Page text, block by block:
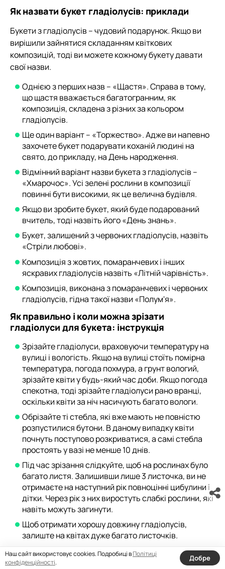
Як назвати букет гладіолусів: приклади
Букети з гладіолусів – чудовий подарунок. Якщо ви
вирішили зайнятися складанням квіткових
композицій, тоді ви можете кожному букету давати
свої назви.
Однією з перших назв – «Щастя». Справа в тому,
що щастя вважається багатогранним, як
композиція, складена з різних за кольором
гладіолусів.
Ще один варіант – «Торжество». Адже ви напевно
захочете букет подарувати коханій людині на
свято, до прикладу, на День народження.
Відмінний варіант назви букета з гладіолусів –
«Хмарочос». Усі зелені рослини в композиції
повинні бути високими, як це велична будівля.
Якщо ви зробите букет, який буде подарований
вчитель, тоді назвіть його «День знань».
Букет, залишений з червоних гладіолусів, назвіть
«Стріли любові».
Композиція з жовтих, помаранчевих і інших
яскравих гладіолусів назвіть «Літній чарівність».
Композиція, виконана з помаранчевих і червоних
гладіолусів, гідна такої назви «Полум'я».
Як правильно і коли можна зрізати
гладіолуси для букета: інструкція
Зрізайте гладіолуси, враховуючи температуру на
вулиці і вологість. Якщо на вулиці стоїть помірна
температура, погода похмура, а грунт вологий,
зрізайте квіти у будь-який час доби. Якщо погода
спекотна, тоді зрізайте гладіолуси рано вранці,
оскільки квіти за ніч насичують багато вологи.
Обрізайте ті стебла, які вже мають не повністю
розпустилися бутони. В даному випадку квіти
почнуть поступово розкриватися, а самі стебла
простоять у вазі не менше 10 днів.
Під час зрізання слідкуйте, щоб на рослинах було
багато листя. Залишивши лише 3 листочка, ви не
отримаєте на наступний рік повноцінні цибулини і
дітки. Через рік з них виростуть слабкі рослини, які
навіть можуть загинути.
Щоб отримати хорошу довжину гладіолусів,
залиште на квітах дуже багато листочків.
Наш сайт використовує cookies. Подробиці вПолітиці
конфіденційності. Добре